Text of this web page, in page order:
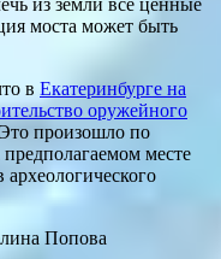
из земли все ценные
моста может быть
в Екатеринбурге на
оружейного
произошло по
месте
Попова